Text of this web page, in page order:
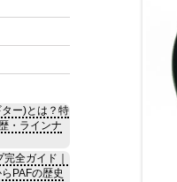
ー)とは？特
・ラインナ
全ガイド｜
PAFの歴史